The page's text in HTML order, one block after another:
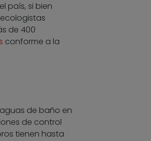
país, si bien
de 400
conforme a la
de baño en
de control
tienen hasta